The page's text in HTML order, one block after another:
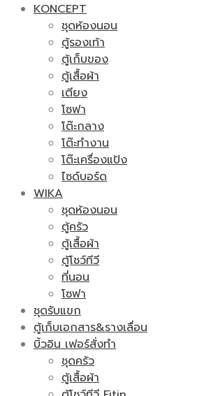
KONCEPT
ชุดห้องนอน
ตู้รองเท้า
ตู้เก็บของ
ตู้เสื้อผ้า
เตียง
โซฟา
โต๊ะกลาง
โต๊ะทำงาน
โต๊ะเครื่องแป้ง
ไซด์บอร์ด
WIKA
ชุดห้องนอน
ตู้ครัว
ตู้เสื้อผ้า
ตู้โชว์ทีวี
ที่นอน
โซฟา
ชุดรับแขก
ตู้เก็บเอกสาร&รางเลื่อน
บิ้วอิน เฟอร์สั่งทำ
ชุดครัว
ตู้เสื้อผ้า